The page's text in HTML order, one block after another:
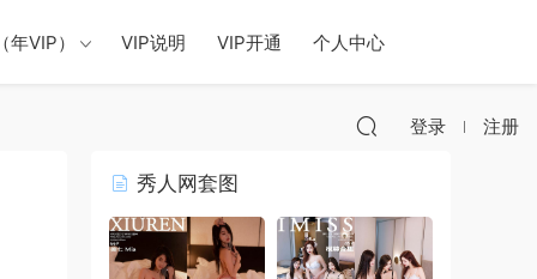
VIP） VIP说明 VIP开通 个人中心
登录 注册
秀人网套图